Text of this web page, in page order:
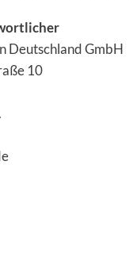
Deutschland GmbH
10